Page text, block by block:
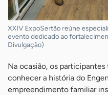
XXIV ExpoSertão reúne
evento dedicado ao
Divulgação)
Na ocasião, os
conhecer a história do
empreendimento familiar